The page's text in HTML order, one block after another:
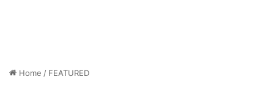
Home / FEATURED